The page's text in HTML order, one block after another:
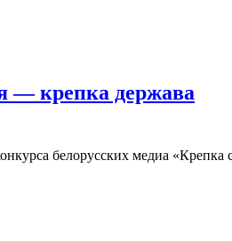
— крепка держава
белорусских медиа